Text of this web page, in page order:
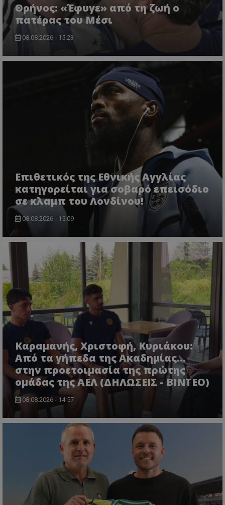
Θρήνος: «Έφυγε» από τη ζωή ο
πατέρας του Μέσι
08.08.2026 - 15:23
Επιθετικός της Εθνικής Αγγλίας
κατηγορείται για σοβαρό επεισόδιο
σε κλαμπ του Λονδίνου!
08.08.2026 - 15:09
Καραμανής, Χριστοφή, Κυριάκου:
Από τα γήπεδα της Ακαδημίας...
στην προετοιμασία της πρώτης
ομάδας της ΑΕΛ (ΔΗΛΩΣΕΙΣ - ΒΙΝΤΕΟ)
08.08.2026 - 14:57